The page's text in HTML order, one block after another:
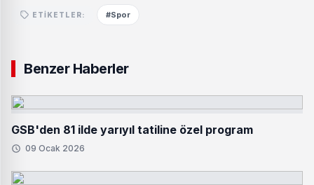
ETIKETLER: #Spor
Benzer Haberler
GSB'den 81 ilde yarıyıl tatiline özel program
09 Ocak 2026